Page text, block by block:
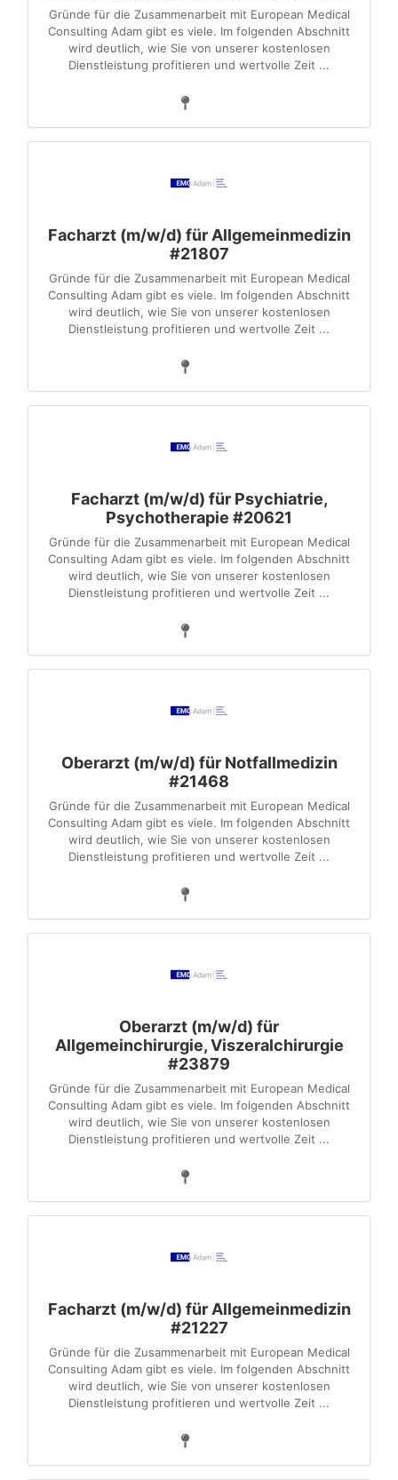
Gründe für die Zusammenarbeit mit European Medical
Consulting Adam gibt es viele. Im folgenden Abschnitt
wird deutlich, wie Sie von unserer kostenlosen
Dienstleistung profitieren und wertvolle Zeit ...
Facharzt (m/w/d) für Allgemeinmedizin
#21807
Gründe für die Zusammenarbeit mit European Medical
Consulting Adam gibt es viele. Im folgenden Abschnitt
wird deutlich, wie Sie von unserer kostenlosen
Dienstleistung profitieren und wertvolle Zeit ...
Facharzt (m/w/d) für Psychiatrie,
Psychotherapie #20621
Gründe für die Zusammenarbeit mit European Medical
Consulting Adam gibt es viele. Im folgenden Abschnitt
wird deutlich, wie Sie von unserer kostenlosen
Dienstleistung profitieren und wertvolle Zeit ...
Oberarzt (m/w/d) für Notfallmedizin
#21468
Gründe für die Zusammenarbeit mit European Medical
Consulting Adam gibt es viele. Im folgenden Abschnitt
wird deutlich, wie Sie von unserer kostenlosen
Dienstleistung profitieren und wertvolle Zeit ...
Oberarzt (m/w/d) für
Allgemeinchirurgie, Viszeralchirurgie
#23879
Gründe für die Zusammenarbeit mit European Medical
Consulting Adam gibt es viele. Im folgenden Abschnitt
wird deutlich, wie Sie von unserer kostenlosen
Dienstleistung profitieren und wertvolle Zeit ...
Facharzt (m/w/d) für Allgemeinmedizin
#21227
Gründe für die Zusammenarbeit mit European Medical
Consulting Adam gibt es viele. Im folgenden Abschnitt
wird deutlich, wie Sie von unserer kostenlosen
Dienstleistung profitieren und wertvolle Zeit ...